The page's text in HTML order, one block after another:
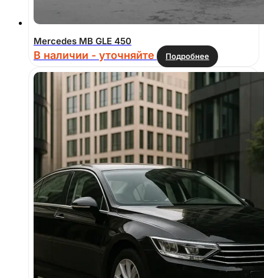
Mercedes MB GLE 450
В наличии - уточняйте Подробнее